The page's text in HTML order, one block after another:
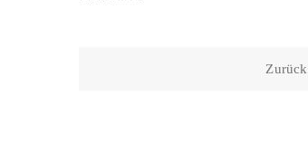
Zurück